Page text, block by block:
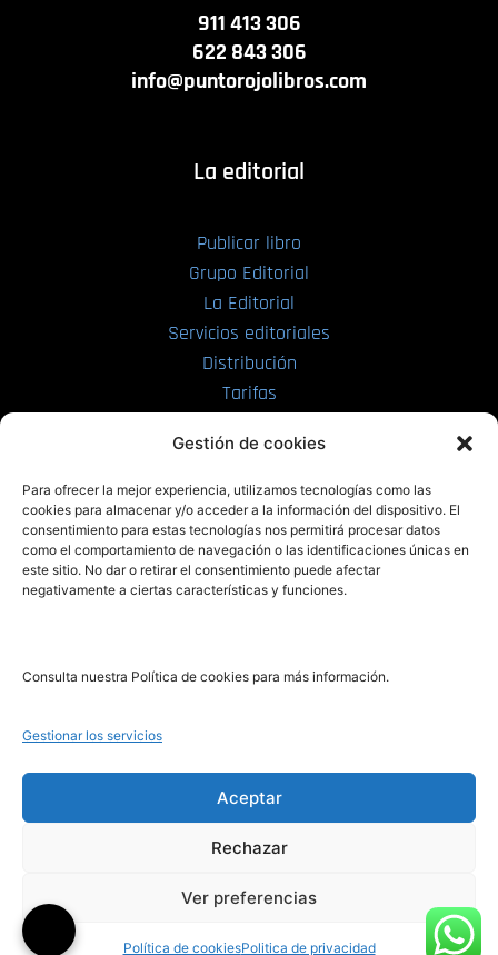
Gestión de cookies
Para ofrecer la mejor experiencia, utilizamos tecnologías como las
cookies para almacenar y/o acceder a la información del dispositivo. El
consentimiento para estas tecnologías nos permitirá procesar datos
como el comportamiento de navegación o las identificaciones únicas en
este sitio. No dar o retirar el consentimiento puede afectar
negativamente a ciertas características y funciones.
Consulta nuestra Política de cookies para más información.
Gestionar los servicios
Aceptar
Rechazar
Ver preferencias
Política de cookiesPolitica de privacidad
911 413 306
622 843 306
info@puntorojolibros.com
La editorial
Publicar libro
Grupo Editorial
La Editorial
Servicios editoriales
Distribución
Tarifas
PRL | Films
PRL | Play
PRL | LAB
Noticias
Legal
Aviso Legal
Política de Cookies
Política de Privacidad